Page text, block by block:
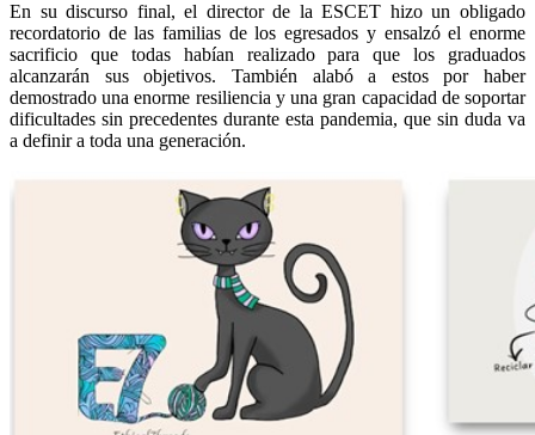
En su discurso final, el director de la ESCET hizo un obligado
recordatorio de las familias de los egresados y ensalzó el enorme
sacrificio que todas habían realizado para que los graduados
alcanzarán sus objetivos. También alabó a estos por haber
demostrado una enorme resiliencia y una gran capacidad de soportar
dificultades sin precedentes durante esta pandemia, que sin duda va
a definir a toda una generación.